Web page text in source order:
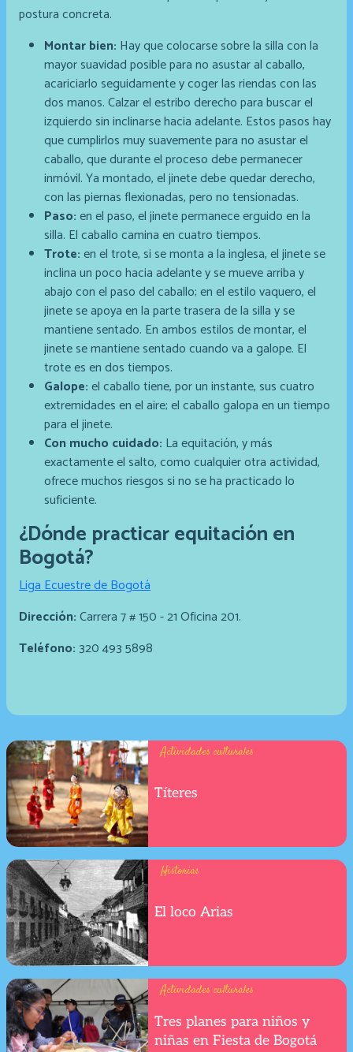
postura concreta.
Montar bien: Hay que colocarse sobre la silla con la
mayor suavidad posible para no asustar al caballo,
acariciarlo seguidamente y coger las riendas con las
dos manos. Calzar el estribo derecho para buscar el
izquierdo sin inclinarse hacia adelante. Estos pasos hay
que cumplirlos muy suavemente para no asustar el
caballo, que durante el proceso debe permanecer
inmóvil. Ya montado, el jinete debe quedar derecho,
con las piernas flexionadas, pero no tensionadas.
Paso:en el paso, el jinete permanece erguido en la
silla. El caballo camina en cuatro tiempos.
Trote:en el trote, si se monta a la inglesa, el jinete se
inclina un poco hacia adelante y se mueve arriba y
abajo con el paso del caballo; en el estilo vaquero, el
jinete se apoya en la parte trasera de la silla y se
mantiene sentado. En ambos estilos de montar, el
jinete se mantiene sentado cuando va a galope. El
trote es en dos tiempos.
Galope:el caballo tiene, por un instante, sus cuatro
extremidades en el aire; el caballo galopa en un tiempo
para el jinete.
Con mucho cuidado: La equitación, y más
exactamente el salto, como cualquier otra actividad,
ofrece muchos riesgos si no se ha practicado lo
suficiente.
¿Dónde practicar equitación en
Bogotá?
Liga Ecuestre de Bogotá
Dirección:Carrera 7 # 150 - 21 Oficina 201.
Teléfono:320 493 5898
Actividades culturales
Títeres
Historias
El loco Arias
Actividades culturales
Tres planes para niños y
niñas en Fiesta de Bogotá